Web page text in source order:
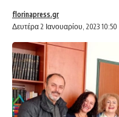
Δευτέρα 2 Ιανουαρίου, 2023 10:50
florinapress.gr